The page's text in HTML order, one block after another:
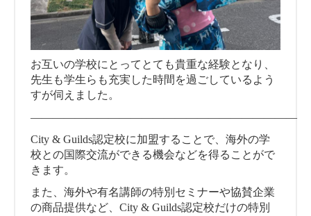
お互いの学校にとってとても貴重な経験となり、
先生も学生らも充実した時間を過ごしているよう
すが伺えました。
————————————————————————
City & Guilds認定校に加盟することで、海外の学
校との国際交流ができる機会などを得ることがで
きます。
また、海外や有名講師の特別セミナーや協賛企業
の商品提供など、City & Guilds認定校だけの特別